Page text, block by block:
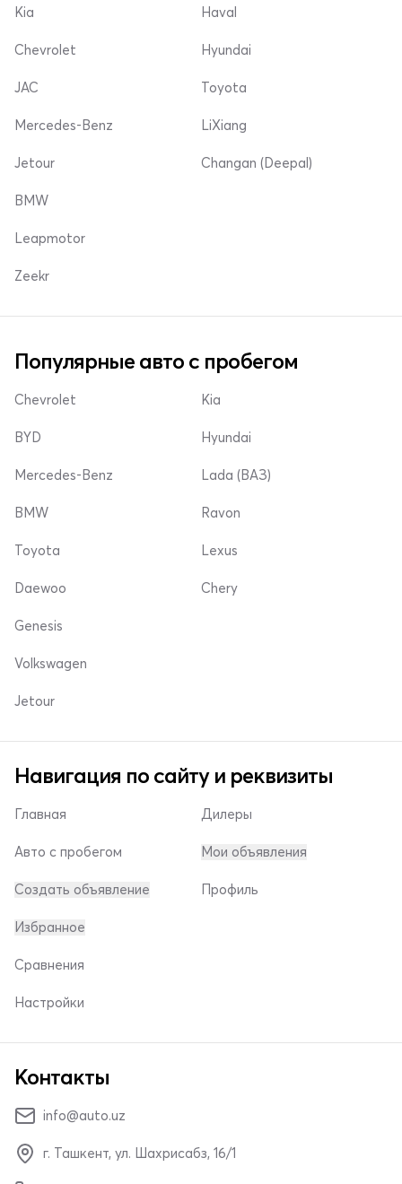
Kia
Chevrolet
Haval
Hyundai
JAC
Mercedes-Benz
Jetour
Toyota
LiXiang
Changan (Deepal)
BMW
Leapmotor
Zeekr
Популярные авто с пробегом
Chevrolet
BYD
Mercedes-Benz
Kia
Hyundai
Lada (ВАЗ)
BMW
Toyota
Daewoo
Ravon
Lexus
Chery
Genesis
Volkswagen
Jetour
Навигация по сайту и реквизиты
Главная
Авто с пробегом
Создать объявление
Дилеры
Мои объявления
Профиль
Избранное
Сравнения
Настройки
Контакты
info@auto.uz
г. Ташкент, ул. Шахрисабз, 16/1